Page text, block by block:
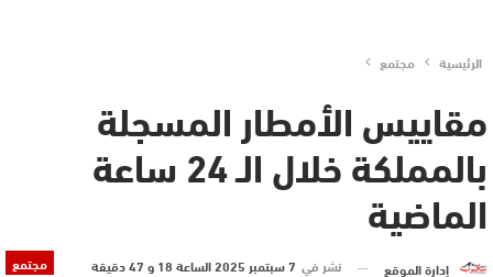
الرئيسية مجتمع
مقاييس الأمطار المسجلة
بالمملكة خلال الـ 24 ساعة
الماضية
مجتمع إدارة الموقع نشر في 7 سبتمبر 2025 الساعة 18 و 47 دقيقة